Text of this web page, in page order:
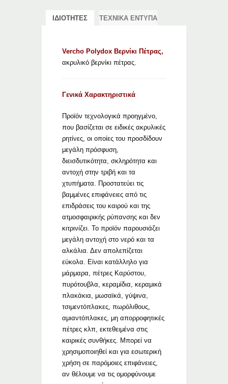
ΙΔΙΟΤΗΤΕΣ ΤΕΧΝΙΚΑ ΕΝΤΥΠΑ
Vercho Polydox Βερνίκι Πέτρας,
ακρυλικό βερνίκι πέτρας.
Γενικά Χαρακτηριστικά
Προϊόν τεχνολογικά προηγμένο,
που βασίζεται σε ειδικές ακρυλικές
ρητίνες, οι οποίες του προσδίδουν
μεγάλη πρόσφυση,
διεισδυτικότητα, σκληρότητα και
αντοχή στην τριβή και τα
χτυπήματα. Προστατεύει τις
βαμμένες επιφάνειες από τις
επιδράσεις του καιρού και της
ατμοσφαιρικής ρύπανσης και δεν
κιτρινίζει. Το προϊόν παρουσιάζει
μεγάλη αντοχή στο νερό και τα
αλκάλια. Δεν απολεπίζεται
εύκολα. Είναι κατάλληλο για
μάρμαρα, πέτρες Καρύστου,
πυρότουβλα, κεραμίδια, κεραμικά
πλακάκια, μωσαϊκά, γύψινα,
τσιμεντόπλακες, πωρόλιθους,
αμιαντόπλακες, μη απορροφητικές
πέτρες κλπ, εκτεθειμένα στις
καιρικές συνθήκες. Μπορεί να
χρησιμοποιηθεί και για εσωτερική
χρήση σε παρόμοιες επιφάνειες,
αν θέλουμε να τις ομορφύνουμε